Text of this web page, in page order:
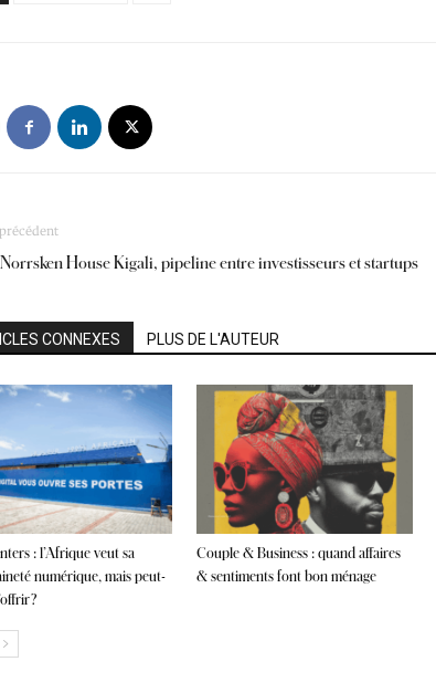
House Kigali, pipeline entre investisseurs et startups
CONNEXES PLUS DE L'AUTEUR
: l’Afrique veut sa
numérique, mais peut-
?
Couple & Business : quand affaires
& sentiments font bon ménage